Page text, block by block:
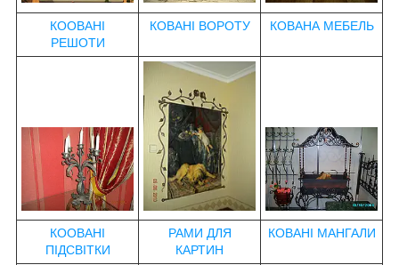
КООВАНІ
РЕШОТИ
КОВАНІ ВОРОТУ КОВАНА МЕБЕЛЬ
КООВАНІ
ПІДСВІТКИ
РАМИ ДЛЯ
КАРТИН
КОВАНІ МАНГАЛИ